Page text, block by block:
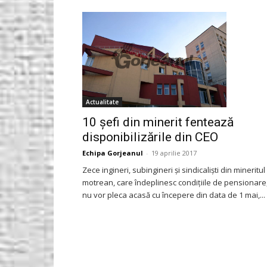
Gorjeanul.ro
Actualitate
10 șefi din minerit fentează
disponibilizările din CEO
Echipa Gorjeanul - 19 aprilie 2017
Zece ingineri, subingineri și sindicaliști din mineritul
motrean, care îndeplinesc condițiile de
nu vor pleca acasă cu începere din data de 1 mai,...